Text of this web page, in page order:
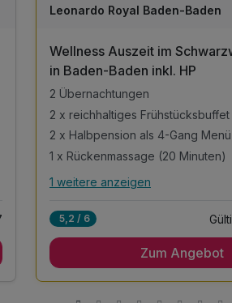
WAR
202
Leonardo Royal Baden-Baden
Wellness Auszeit im
in Baden-Baden inkl. HP
2 Übernachtungen
2 x reichhaltiges Frühstücksbuffet
2 x Halbpension als 4-Gang
1 x Rückenmassage (20 Minuten)
Alle Inklusivleistungen
2 x reichhaltiges Frühstücksbuffet
1 weitere anzeigen
5,2 / 6
Zum Angebot